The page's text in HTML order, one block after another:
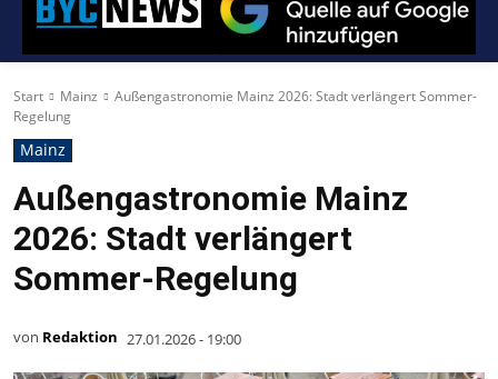
Start Mainz
Außengastronomie Mainz 2026: Stadt verlängert Sommer-
Regelung
Mainz
Außengastronomie Mainz
2026: Stadt verlängert
Sommer-Regelung
von Redaktion 27.01.2026 - 19:00